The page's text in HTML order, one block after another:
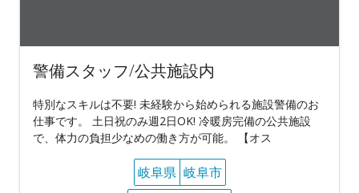
警備スタッフ/公共施設内
特別なスキルは不要! 未経験から始められる施設警備のお
仕事です。 土日祝のみ週2日OK! 冷暖房完備の公共施設
で、体力の負担少なめの働き方が可能。 【オス
岐阜県 岐阜市